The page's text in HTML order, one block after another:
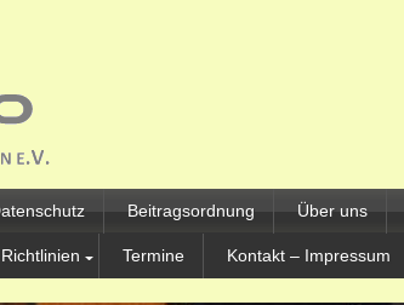
Beitragsordnung Über uns
Richtlinien Termine Kontakt – Impressum